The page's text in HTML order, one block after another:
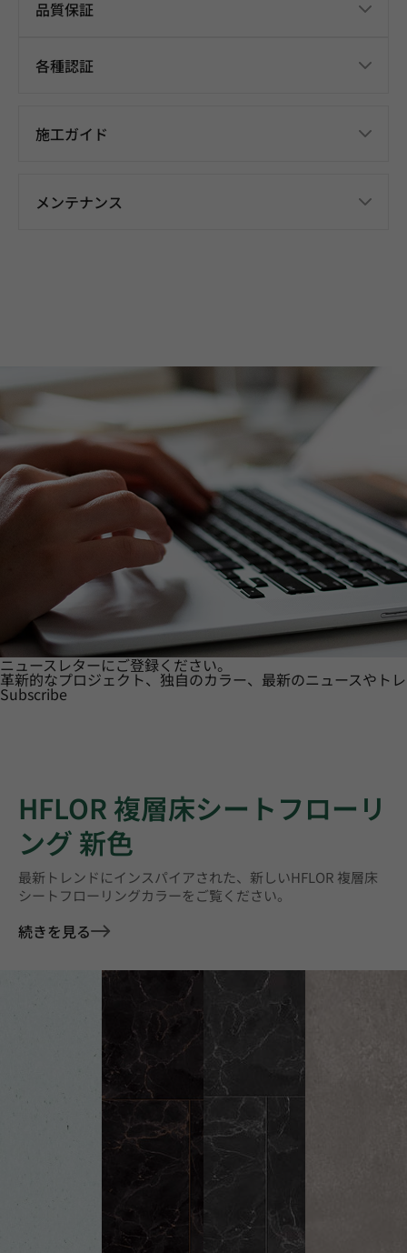
品質保証
各種認証
施工ガイド
メンテナンス
ニュースレターにご登録ください。
革新的なプロジェクト、独自のカラー、最新のニュースやト
Subscribe
HFLOR 複層床シートフローリ
ング 新色
最新トレンドにインスパイアされた、新しいHFLOR 複層床
シートフローリングカラーをご覧ください。
続きを見る